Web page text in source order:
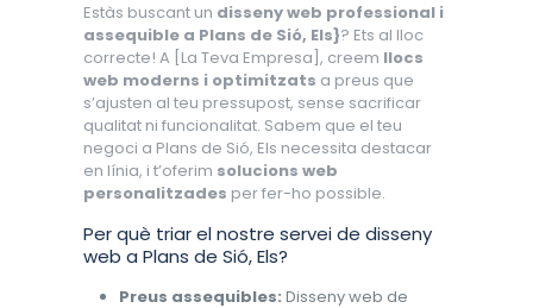
Estàs buscant un disseny web professional i
assequible a Plans de Sió, Els}? Ets al lloc
correcte! A [La Teva Empresa], creem llocs
web moderns i optimitzats a preus que
s’ajusten al teu pressupost, sense sacrificar
qualitat ni funcionalitat. Sabem que el teu
negoci a Plans de Sió, Els necessita destacar
en línia, i t’oferim solucions web
personalitzades per fer-ho possible.
Per què triar el nostre servei de disseny
web a Plans de Sió, Els?
Preus assequibles: Disseny web de